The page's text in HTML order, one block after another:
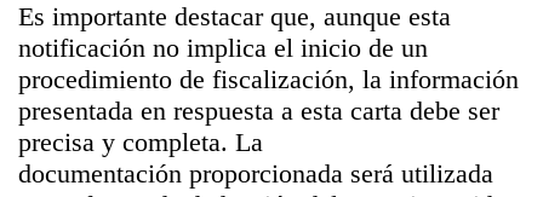
Es importante destacar que, aunque esta
notificación no implica el inicio de un
procedimiento de fiscalización, la información
presentada en respuesta a esta carta debe ser
precisa y completa. La
documentación proporcionada será utilizada